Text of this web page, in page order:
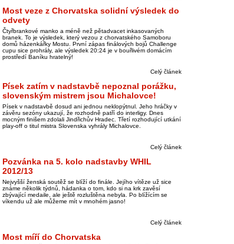
Most veze z Chorvatska solidní výsledek do
odvety
Čtyřbrankové manko a méně než pětadvacet inkasovaných
branek. To je výsledek, který vezou z chorvatského Samoboru
domů házenkářky Mostu. První zápas finálových bojů Challenge
cupu sice prohrály, ale výsledek 20:24 je v bouřlivém domácím
prostředí Baníku hratelný!
Celý článek
Písek zatím v nadstavbě nepoznal porážku,
slovenským mistrem jsou Michalovce!
Písek v nadstavbě dosud ani jednou neklopýtnul. Jeho hráčky v
závěru sezóny ukazují, že rozhodně patří do interligy. Dnes
mocným finišem zdolali Jindřichův Hradec. Třetí rozhodující utkání
play-off o titul mistra Slovenska vyhrály Michalovce.
Celý článek
Pozvánka na 5. kolo nadstavby WHIL
2012/13
Nejvyšší ženská soutěž se blíží do finále. Jejího vítěze už sice
známe několik týdnů, hádanka o tom, kdo si na krk zavěsí
zbývající medaile, ale ještě rozluštěna nebyla. Po blížícím se
víkendu už ale můžeme mít v mnohém jasno!
Celý článek
Most míří do Chorvatska